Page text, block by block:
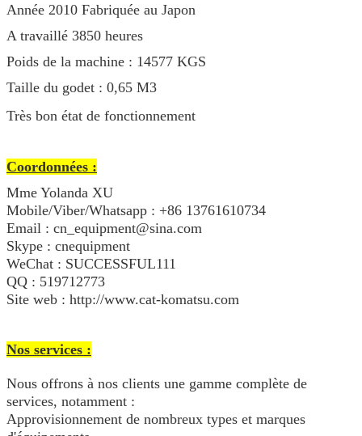
Année 2010 Fabriquée au Japon
A travaillé 3850 heures
Poids de la machine : 14577 KGS
Taille du godet : 0,65 M3
Très bon état de fonctionnement
Coordonnées :
Mme Yolanda XU
Mobile/Viber/Whatsapp : +86 13761610734
Email : cn_equipment@sina.com
Skype : cnequipment
WeChat : SUCCESSFUL111
QQ : 519712773
Site web : http://www.cat-komatsu.com
Nos services :
Nous offrons à nos clients une gamme complète de
services, notamment :
Approvisionnement de nombreux types et marques